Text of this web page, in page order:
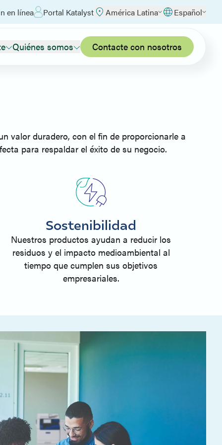
en línea Portal Katalyst América Latina Español
Quiénes somos Contacte con nosotros
valor duradero, con el fin de proporcionarle a
para respaldar el éxito de su negocio.
Sostenibilidad
Nuestros productos ayudan a reducir los
residuos y el impacto medioambiental al
tiempo que cumplen sus objetivos
empresariales.